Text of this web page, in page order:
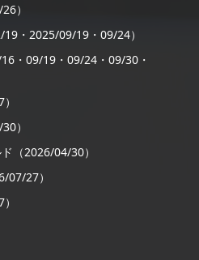
）
・2025/09/19・09/24）
・09/19・09/24・09/30・
）
（2026/04/30）
07/27）